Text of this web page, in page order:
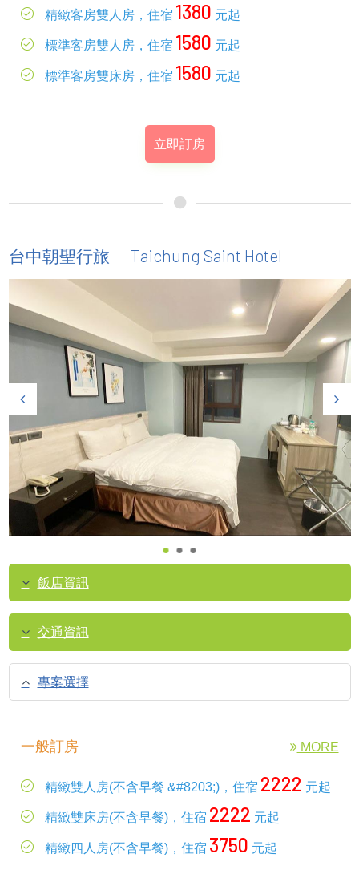
精緻客房雙人房，住宿 1380 元起
標準客房雙人房，住宿 1580 元起
標準客房雙床房，住宿 1580 元起
立即訂房
台中朝聖行旅 Taichung Saint Hotel
飯店資訊
交通資訊
專案選擇
一般訂房 MORE
精緻雙人房(不含早餐 &#8203;)，住宿 2222 元起
精緻雙床房(不含早餐)，住宿 2222 元起
精緻四人房(不含早餐)，住宿 3750 元起